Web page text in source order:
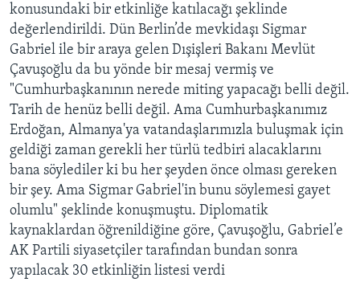
konusundaki bir etkinliğe katılacağı şeklinde
değerlendirildi. Dün Berlin’de mevkidaşı Sigmar
Gabriel ile bir araya gelen Dışişleri Bakanı Mevlüt
Çavuşoğlu da bu yönde bir mesaj vermiş ve
"Cumhurbaşkanının nerede miting yapacağı belli değil.
Tarih de henüz belli değil. Ama Cumhurbaşkanımız
Erdoğan, Almanya'ya vatandaşlarımızla buluşmak için
geldiği zaman gerekli her türlü tedbiri alacaklarını
bana söylediler ki bu her şeyden önce olması gereken
bir şey. Ama Sigmar Gabriel'in bunu söylemesi gayet
olumlu" şeklinde konuşmuştu. Diplomatik
kaynaklardan öğrenildiğine göre, Çavuşoğlu, Gabriel’e
AK Partili siyasetçiler tarafından bundan sonra
yapılacak 30 etkinliğin listesi verdi